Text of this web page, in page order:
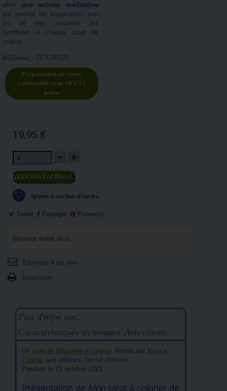
offre une activité méditative
qui permet de s'approprier son
jeu et d'en assimiler les
symboles à chaque coup de
crayon.
Référence : 227LN5626
Préparation de votre
commande sous 10 à 15
jours.
19,95 €
Ajouter au panier
Ajouter à ma liste d'envies
Tweet Partager Pinterest
Donnez votre avis
Envoyer à un ami
Imprimer
Plus d'infos sur...
Caractéristiques techniques Avis clients
Un tarot de Marseille à colorier, illustré par Marica
Zottino, aux éditions Secret d'étoiles.
Parution le 15 octobre 2021
Présentation de Mon tarot à colorier de